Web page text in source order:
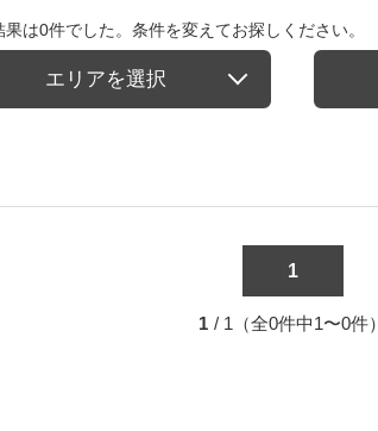
は0件でした。条件を変えてお探しください。
エリアを選択
1
1 / 1（全0件中1〜0件）